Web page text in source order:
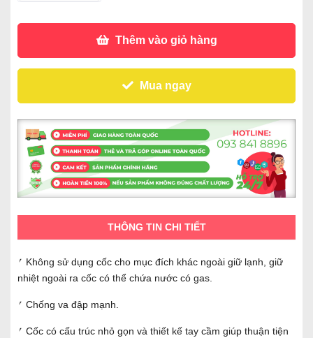
Thêm vào giỏ hàng
Mua ngay
THÔNG TIN CHI TIẾT
⎖ Không sử dụng cốc cho mục đích khác ngoài giữ lạnh, giữ
nhiệt ngoài ra cốc có thể chứa nước có gas.
⎖ Chống va đập mạnh.
⎖ Cốc có cấu trúc nhỏ gọn và thiết kế tay cầm giúp thuận tiện